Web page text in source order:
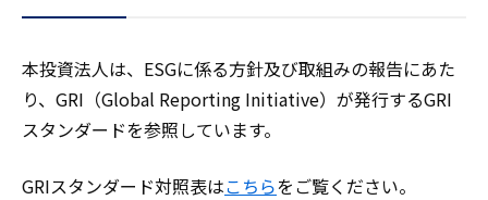
本投資法人は、ESGに係る方針及び取組みの報告にあた
り、GRI（Global Reporting Initiative）が発行するGRI
スタンダードを参照しています。
GRIスタンダード対照表はこちらをご覧ください。